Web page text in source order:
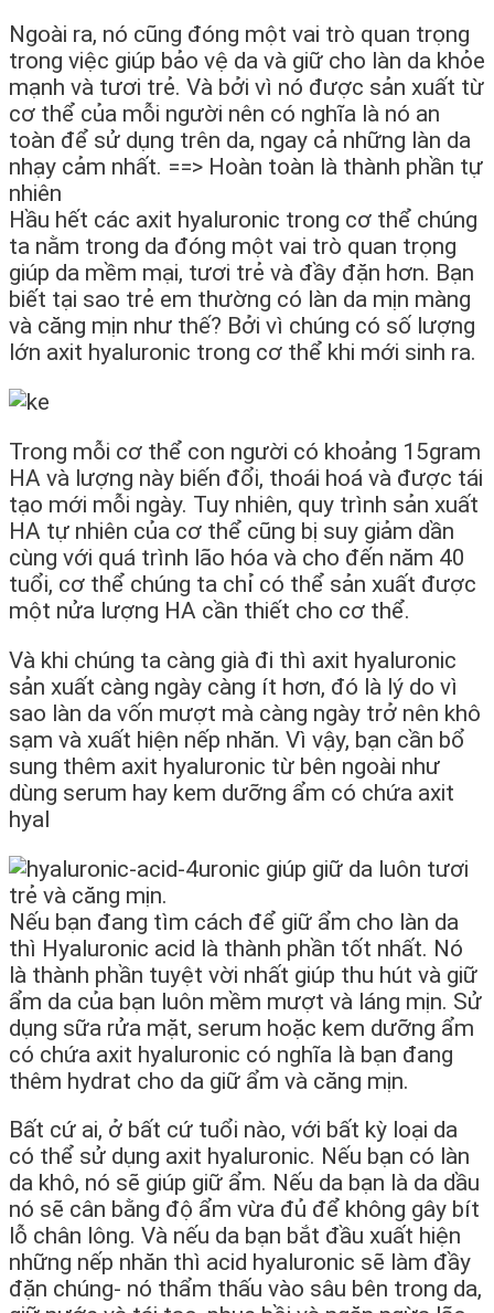
Ngoài ra, nó cũng đóng một vai trò quan trọng
trong việc giúp bảo vệ da và giữ cho làn da khỏe
mạnh và tươi trẻ. Và bởi vì nó được sản xuất từ
cơ thể của mỗi người nên có nghĩa là nó an
toàn để sử dụng trên da, ngay cả những làn da
nhạy cảm nhất. ==> Hoàn toàn là thành phần tự
nhiên
Hầu hết các axit hyaluronic trong cơ thể chúng
ta nằm trong da đóng một vai trò quan trọng
giúp da mềm mại, tươi trẻ và đầy đặn hơn. Bạn
biết tại sao trẻ em thường có làn da mịn màng
và căng mịn như thế? Bởi vì chúng có số lượng
lớn axit hyaluronic trong cơ thể khi mới sinh ra.
Trong mỗi cơ thể con người có khoảng 15gram
HA và lượng này biến đổi, thoái hoá và được tái
tạo mới mỗi ngày. Tuy nhiên, quy trình sản xuất
HA tự nhiên của cơ thể cũng bị suy giảm dần
cùng với quá trình lão hóa và cho đến năm 40
tuổi, cơ thể chúng ta chỉ có thể sản xuất được
một nửa lượng HA cần thiết cho cơ thể.
Và khi chúng ta càng già đi thì axit hyaluronic
sản xuất càng ngày càng ít hơn, đó là lý do vì
sao làn da vốn mượt mà càng ngày trở nên khô
sạm và xuất hiện nếp nhăn. Vì vậy, bạn cần bổ
sung thêm axit hyaluronic từ bên ngoài như
dùng serum hay kem dưỡng ẩm có chứa axit
hyal
uronic giúp giữ da luôn tươi
trẻ và căng mịn.
Nếu bạn đang tìm cách để giữ ẩm cho làn da
thì Hyaluronic acid là thành phần tốt nhất. Nó
là thành phần tuyệt vời nhất giúp thu hút và giữ
ẩm da của bạn luôn mềm mượt và láng mịn. Sử
dụng sữa rửa mặt, serum hoặc kem dưỡng ẩm
có chứa axit hyaluronic có nghĩa là bạn đang
thêm hydrat cho da giữ ẩm và căng mịn.
Bất cứ ai, ở bất cứ tuổi nào, với bất kỳ loại da
có thể sử dụng axit hyaluronic. Nếu bạn có làn
da khô, nó sẽ giúp giữ ẩm. Nếu da bạn là da dầu
nó sẽ cân bằng độ ẩm vừa đủ để không gây bít
lỗ chân lông. Và nếu da bạn bắt đầu xuất hiện
những nếp nhăn thì acid hyaluronic sẽ làm đầy
đặn chúng- nó thẩm thấu vào sâu bên trong da,